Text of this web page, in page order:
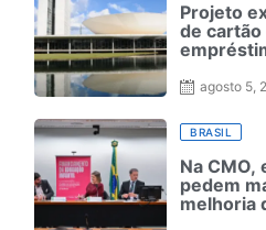
Projeto
de
agosto 5,
BRASIL
Na CMO,
pedem
melhoria